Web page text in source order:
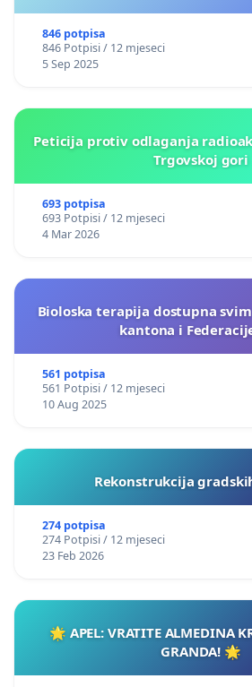
846 potpisa
846 Potpisi / 12 mjeseci
5 Sep 2025
Peticija protiv odlaganja
Trgovskoj gori
693 potpisa
693 Potpisi / 12 mjeseci
4 Mar 2026
Bioloska terapija dostupna
kantona i
561 potpisa
561 Potpisi / 12 mjeseci
10 Aug 2025
Rekonstrukcija
274 potpisa
274 Potpisi / 12 mjeseci
23 Feb 2026
🌟 APEL: VRATITE ALMEDINA
GRANDA! 🌟